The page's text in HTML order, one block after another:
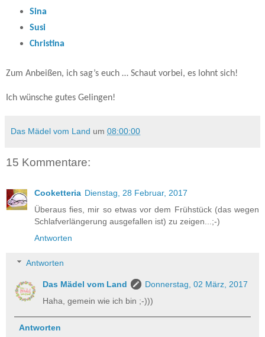
Sina
Susi
Christina
Zum Anbeißen, ich sag’s euch … Schaut vorbei, es lohnt sich!
Ich wünsche gutes Gelingen!
Das Mädel vom Land um 08:00:00
15 Kommentare:
Cooketteria Dienstag, 28 Februar, 2017
Überaus fies, mir so etwas vor dem Frühstück (das wegen
Schlafverlängerung ausgefallen ist) zu zeigen...;-)
Antworten
Antworten
Das Mädel vom Land
Donnerstag, 02 März, 2017
Haha, gemein wie ich bin ;-)))
Antworten